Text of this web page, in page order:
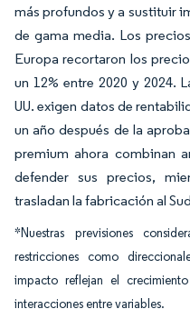
más profundos y a sustituir
de gama media. Los
Europa recortaron los
un 12% entre 2020 y 2024.
UU. exigen datos de
un año después de la
premium ahora combinan
defender sus precios,
trasladan la fabricación al
*Nuestras previsiones
restricciones como
impacto reflejan el
interacciones entre variables.